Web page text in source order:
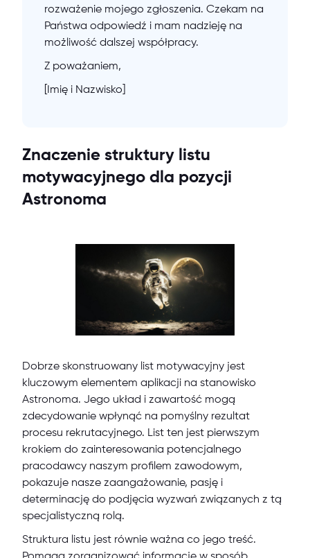
rozważenie mojego zgłoszenia. Czekam na
Państwa odpowiedź i mam nadzieję na
możliwość dalszej współpracy.
Z poważaniem,
[Imię i Nazwisko]
Znaczenie struktury listu
motywacyjnego dla pozycji
Astronoma
Dobrze skonstruowany list motywacyjny jest
kluczowym elementem aplikacji na stanowisko
Astronoma. Jego układ i zawartość mogą
zdecydowanie wpłynąć na pomyślny rezultat
procesu rekrutacyjnego. List ten jest pierwszym
krokiem do zainteresowania potencjalnego
pracodawcy naszym profilem zawodowym,
pokazuje nasze zaangażowanie, pasję i
determinację do podjęcia wyzwań związanych z tą
specjalistyczną rolą.
Struktura listu jest równie ważna co jego treść.